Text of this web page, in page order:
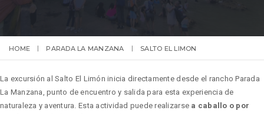
HOME PARADA LA MANZANA SALTO EL LIMON
La excursión al Salto El Limón inicia directamente desde el rancho Parada
La Manzana, punto de encuentro y salida para esta experiencia de
naturaleza y aventura. Esta actividad puede realizarse a caballo o por